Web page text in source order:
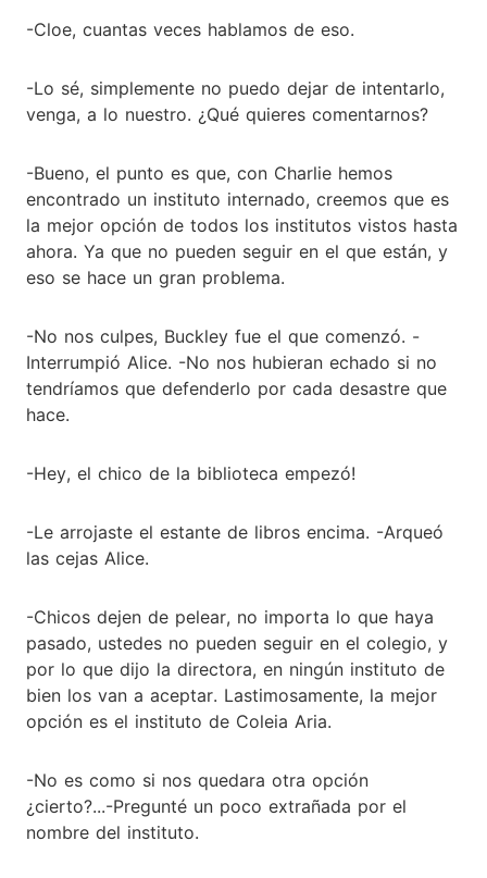
-Cloe, cuantas veces hablamos de eso.
-Lo sé, simplemente no puedo dejar de intentarlo,
venga, a lo nuestro. ¿Qué quieres comentarnos?
-Bueno, el punto es que, con Charlie hemos
encontrado un instituto internado, creemos que es
la mejor opción de todos los institutos vistos hasta
ahora. Ya que no pueden seguir en el que están, y
eso se hace un gran problema.
-No nos culpes, Buckley fue el que comenzó. -
Interrumpió Alice. -No nos hubieran echado si no
tendríamos que defenderlo por cada desastre que
hace.
-Hey, el chico de la biblioteca empezó!
-Le arrojaste el estante de libros encima. -Arqueó
las cejas Alice.
-Chicos dejen de pelear, no importa lo que haya
pasado, ustedes no pueden seguir en el colegio, y
por lo que dijo la directora, en ningún instituto de
bien los van a aceptar. Lastimosamente, la mejor
opción es el instituto de Coleia Aria.
-No es como si nos quedara otra opción
¿cierto?...-Pregunté un poco extrañada por el
nombre del instituto.